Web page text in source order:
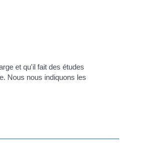
et qu'il fait des études
Nous nous indiquons les